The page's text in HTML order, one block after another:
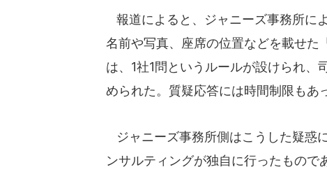
報道によると、ジャニーズ事務所に
名前や写真、座席の位置などを載せた
は、1社1問というルールが設けられ、
められた。質疑応答には時間制限もあ
ジャニーズ事務所側はこうした疑惑
ンサルティングが独自に行ったもの